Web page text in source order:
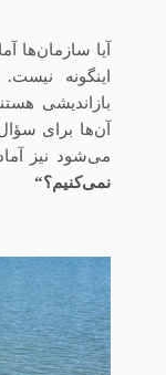
آیا سازمان‌ها
اینگونه
بازاندیشی
آن‌ها برای
می‌شود نیز
نمی‌کنیم؟“